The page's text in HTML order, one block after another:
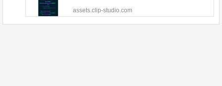
assets.clip-studio.com